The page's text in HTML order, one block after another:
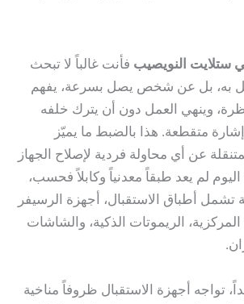
ستلايت النويصيب فأنت غالباً لا تبحث
به، بل عن شخص يصل بسرعة، يفهم
وينهي العمل دون أن يترك خلفه
إشارة متقطعة. هذا بالضبط ما يميّز
عن أي محاولة فردية لإصلاح الجهاز
لم يعد طبقاً معدنياً وكابلاً فحسب،
تشمل أطباق الاستقبال، أجهزة الرسيفر
المركزية، الريموتات الذكية، والشاشات
تواجه أجهزة الاستقبال ظروفاً مناخية